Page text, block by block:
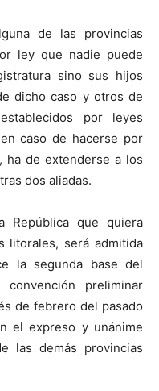
de las provincias
ley que nadie puede
sino sus hijos
dicho caso y otros de
por leyes
caso de hacerse por
ha de extenderse a los
dos aliadas.
República que quiera
litorales, será admitida
la segunda base del
preliminar
de febrero del pasado
el expreso y unánime
las demás provincias